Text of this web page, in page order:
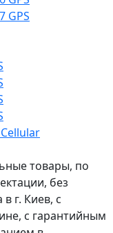
GPS
товары, по
без
г. Киев, с
с гарантийным